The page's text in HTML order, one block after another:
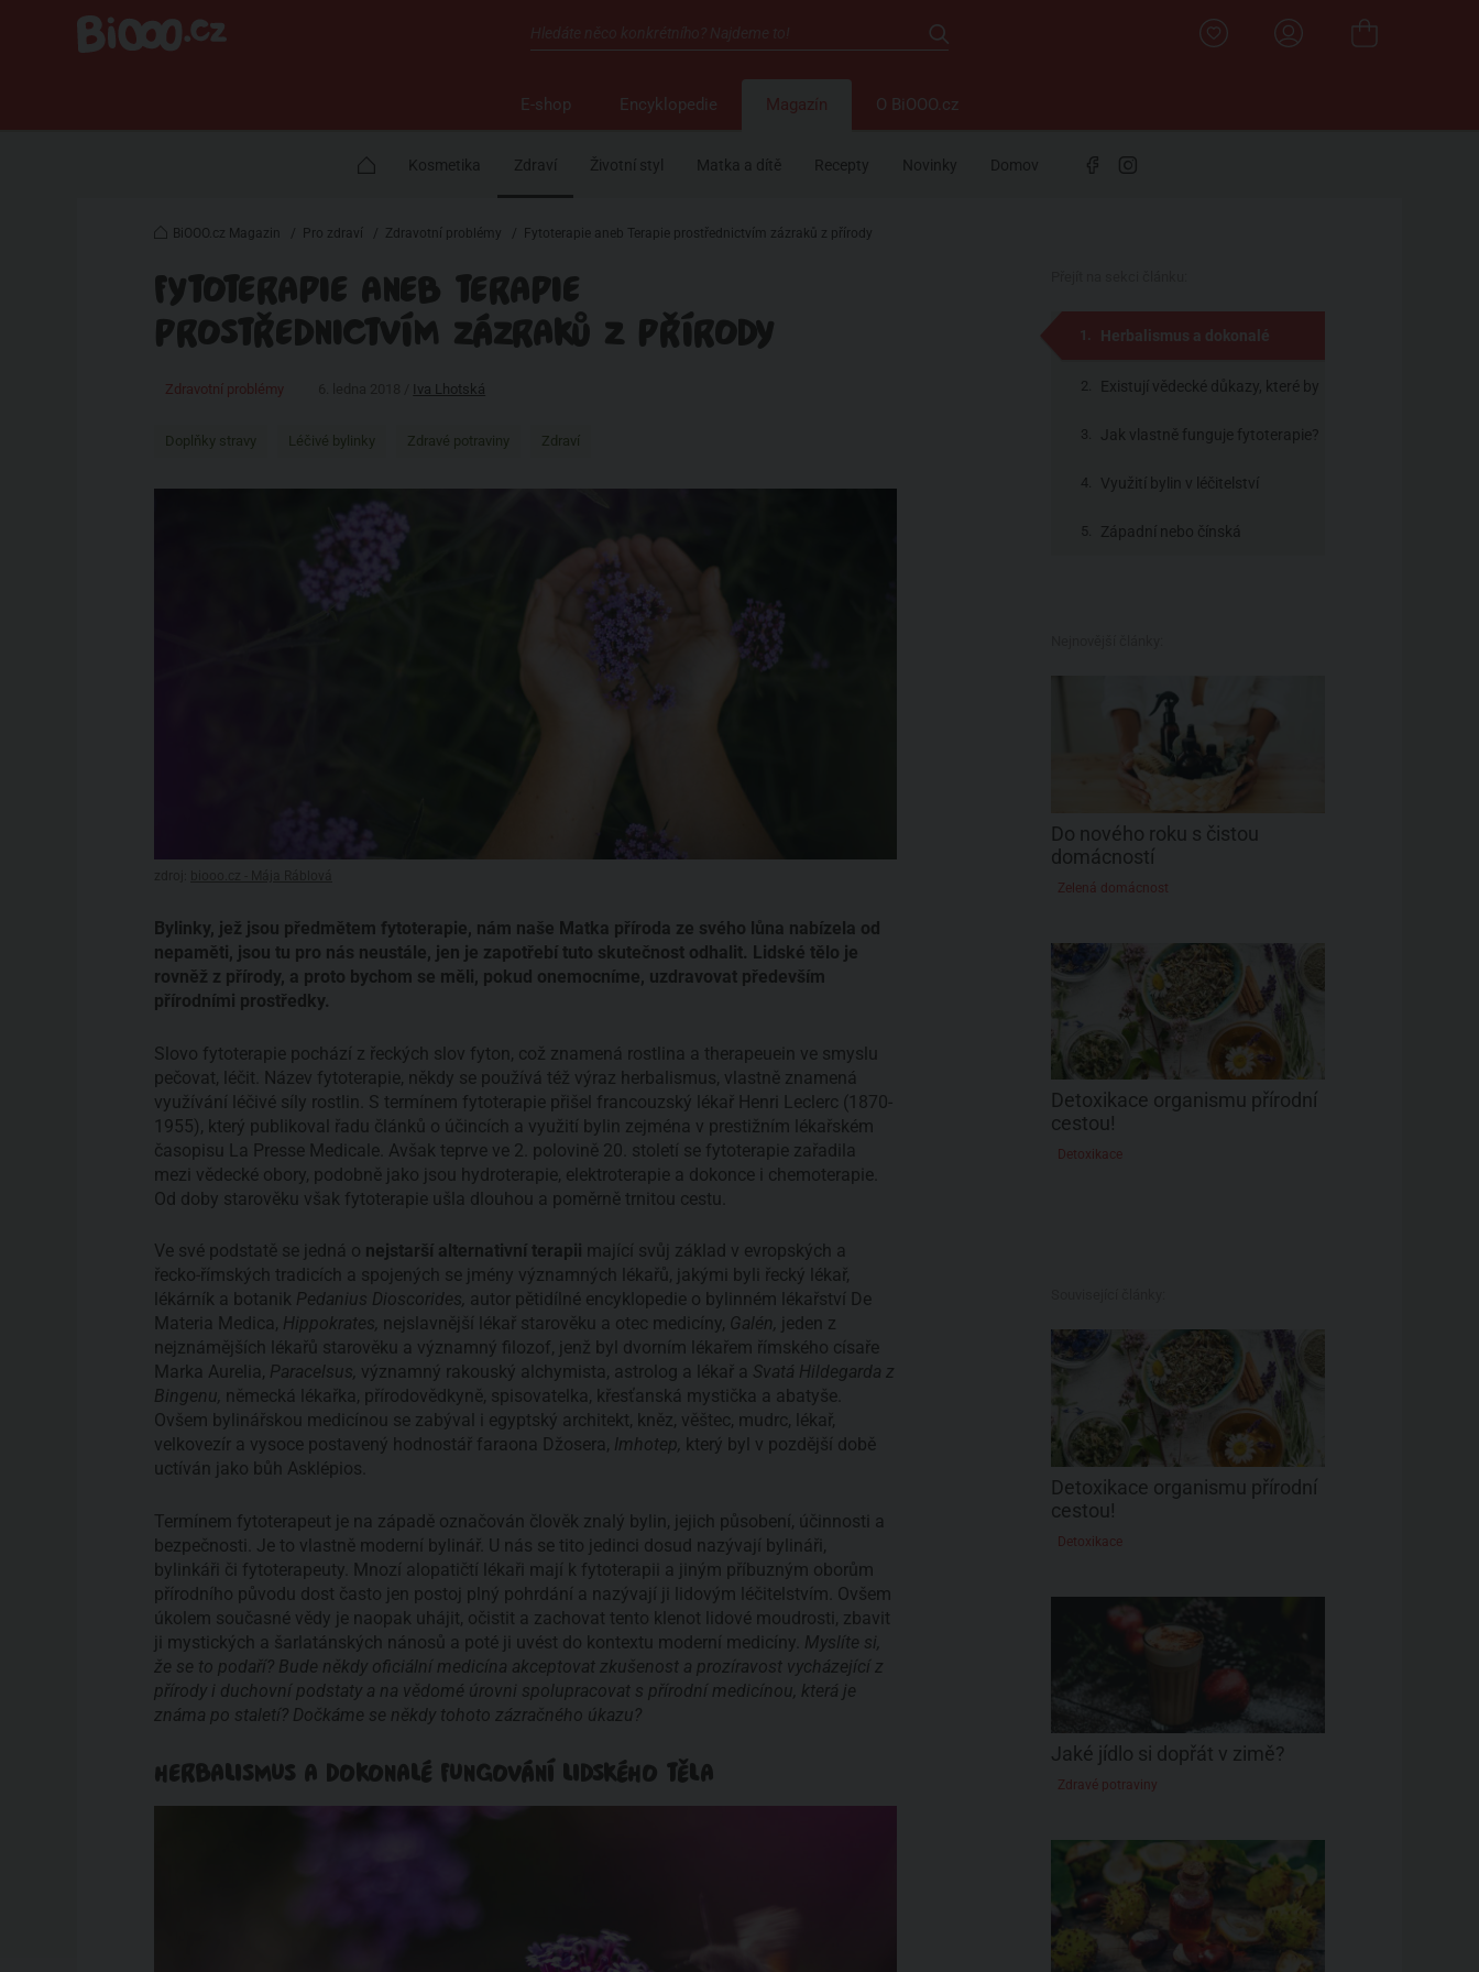
E-shop Encyklopedie Magazín O BiOOO.cz
Kosmetika Zdraví Životní styl Matka a dítě Recepty Novinky Domov
BiOOO.cz Magazin / Pro zdraví / Zdravotní problémy / Fytoterapie aneb Terapie prostřednictvím zázraků z přírody
FYTOTERAPIE ANEB TERAPIE
PROSTŘEDNICTVÍM ZÁZRAKŮ Z PŘÍRODY
Zdravotní problémy Iva Lhotská
Doplňky stravy Léčivé bylinky Zdravé potraviny Zdraví
Bylinky, jež jsou předmětem fytoterapie, nám naše Matka příroda ze svého lůna nabízela od
nepaměti, jsou tu pro nás neustále, jen je zapotřebí tuto skutečnost odhalit. Lidské tělo je
rovněž z přírody, a proto bychom se měli, pokud onemocníme, uzdravovat především
přírodními prostředky.
Slovo fytoterapie pochází z řeckých slov fyton, což znamená rostlina a therapeuein ve smyslu
pečovat, léčit. Název fytoterapie, někdy se používá též výraz herbalismus, vlastně znamená
využívání léčivé síly rostlin. S termínem fytoterapie přišel francouzský lékař Henri Leclerc (1870-
1955), který publikoval řadu článků o účincích a využití bylin zejména v prestižním lékařském
časopisu La Presse Medicale. Avšak teprve ve 2. polovině 20. století se fytoterapie zařadila
mezi vědecké obory, podobně jako jsou hydroterapie, elektroterapie a dokonce i chemoterapie.
Od doby starověku však fytoterapie ušla dlouhou a poměrně trnitou cestu.
Ve své podstatě se jedná o nejstarší alternativní terapii mající svůj základ v evropských a
řecko-římských tradicích a spojených se jmény významných lékařů, jakými byli řecký lékař,
lékárník a botanik Pedanius Dioscorides, autor pětidílné encyklopedie o bylinném lékařství De
Materia Medica, Hippokrates, nejslavnější lékař starověku a otec medicíny, Galén, jeden z
nejznámějších lékařů starověku a významný filozof, jenž byl dvorním lékařem římského císaře
Marka Aurelia, Paracelsus, významný rakouský alchymista, astrolog a lékař a Svatá Hildegarda z
Bingenu, německá lékařka, přírodovědkyně, spisovatelka, křesťanská mystička a abatyše.
Ovšem bylinářskou medicínou se zabýval i egyptský architekt, kněz, věštec, mudrc, lékař,
velkovezír a vysoce postavený hodnostář faraona Džosera, Imhotep, který byl v pozdější době
uctíván jako bůh Asklépios.
Termínem fytoterapeut je na západě označován člověk znalý bylin, jejich působení, účinnosti a
bezpečnosti. Je to vlastně moderní bylinář. U nás se tito jedinci dosud nazývají bylináři,
bylinkáři či fytoterapeuty. Mnozí alopatičtí lékaři mají k fytoterapii a jiným příbuzným oborům
přírodního původu dost často jen postoj plný pohrdání a nazývají ji lidovým léčitelstvím. Ovšem
úkolem současné vědy je naopak uhájit, očistit a zachovat tento klenot lidové moudrosti, zbavit
ji mystických a šarlatánských nánosů a poté ji uvést do kontextu moderní medicíny. Myslíte si,
že se to podaří? Bude někdy oficiální medicína akceptovat zkušenost a prozíravost vycházející z
přírody i duchovní podstaty a na vědomé úrovni spolupracovat s přírodní medicínou, která je
známa po staletí? Dočkáme se někdy tohoto zázračného úkazu?
HERBALISMUS A DOKONALÉ FUNGOVÁNÍ LIDSKÉHO TĚLA
Herbalismus a dokonalé
fungování lidského těla
Existují vědecké důkazy, které by
fytoterapii podpořily?
Jak vlastně funguje fytoterapie?
Využití bylin v léčitelství
Západní nebo čínská
Do nového roku s čistou
domácností
Zelená domácnost
Detoxikace organismu přírodní
cestou!
Detoxikace
Detoxikace organismu přírodní
cestou!
Detoxikace
Jaké jídlo si dopřát v zimě?
Zdravé potraviny